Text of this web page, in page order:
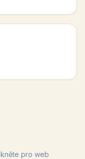
pro web